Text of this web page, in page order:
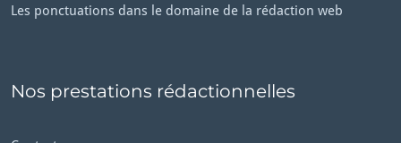
Les ponctuations dans le domaine de la rédaction web
Nos prestations rédactionnelles